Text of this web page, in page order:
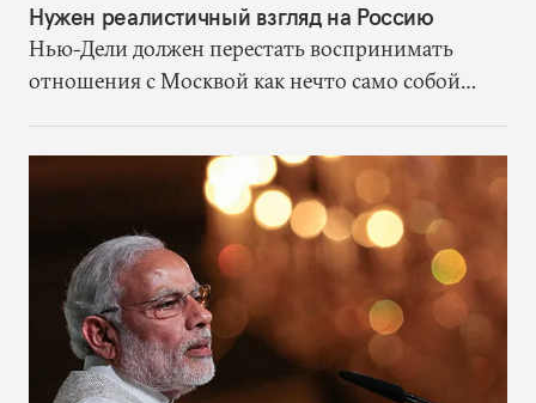
Нужен реалистичный взгляд на Россию
Нью-Дели должен перестать воспринимать
отношения с Москвой как нечто само собой
сконцентрироваться на переформатировании
партнёрства со страной, которая останется
мощной силой в Евразии.